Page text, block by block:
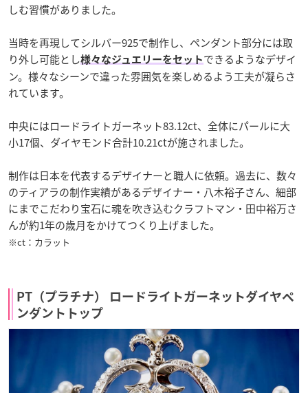
しむ習慣がありました。
当時を再現してシルバー925で制作し、ペンダント部分には取
り外し可能とし様々なジュエリーをセット できるようなデザイ
ン。様々なシーンで違った雰囲気を楽しめるよう工夫が凝らさ
れています。
中央にはロードライトガーネット83.12ct、全体にパールに大
小17個、ダイヤモンド合計10.21ctが施されました。
制作は日本を代表するデザイナーと職人に依頼。過去に、数々
のティアラの制作実績があるデザイナー・八木裕子さん、細部
にまでこだわり宝石に魂を吹き込むクラフトマン・田中裕万さ
んが約1年の歳月をかけてつくり上げました。
※ct：カラット
PT（プラチナ） ロードライトガーネットダイヤペ
ンダントトップ